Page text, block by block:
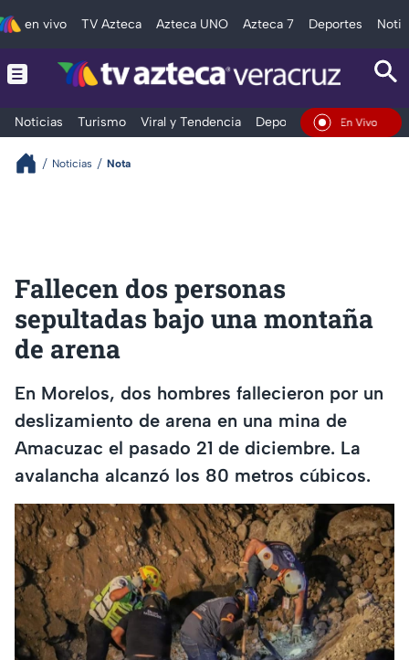
en vivo TV Azteca Azteca UNO Azteca 7 Deportes
Noticias Turismo Viral y Tendencia Deportes Espectáculos
En Vivo
Noticias Nota
Fallecen dos personas
sepultadas bajo una montaña
de arena
En Morelos, dos hombres fallecieron por un
deslizamiento de arena en una mina de
Amacuzac el pasado 21 de diciembre. La
avalancha alcanzó los 80 metros cúbicos.